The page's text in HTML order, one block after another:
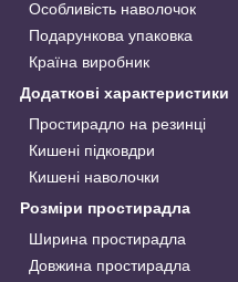
Особливість наволочок
Подарункова упаковка
Країна виробник
Додаткові характеристики
Простирадло на резинці
Кишені підковдри
Кишені наволочки
Розміри простирадла
Ширина простирадла
Довжина простирадла